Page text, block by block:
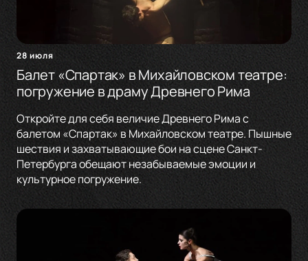
28 июля
Балет «Спартак» в Михайловском театре:
погружение в драму Древнего Рима
Откройте для себя величие Древнего Рима с
балетом «Спартак» в Михайловском театре. Пышные
шествия и захватывающие бои на сцене Санкт-
Петербурга обещают незабываемые эмоции и
культурное погружение.